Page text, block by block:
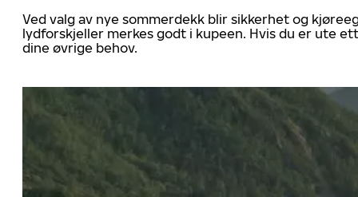
Ved valg av nye sommerdekk blir sikkerhet og
lydforskjeller merkes godt i kupeen. Hvis du er ute
dine øvrige behov.